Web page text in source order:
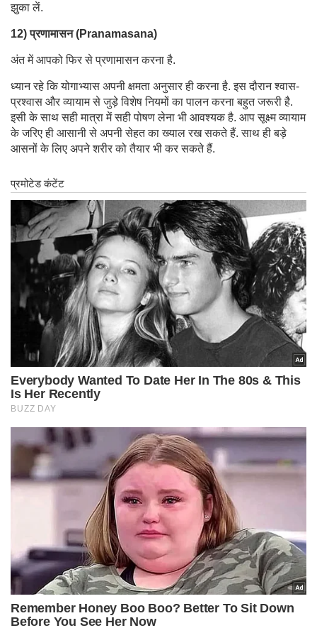
झुका लें.
12) प्रणामासन (Pranamasana)
अंत में आपको फिर से प्रणामासन करना है.
ध्यान रहे कि योगाभ्यास अपनी क्षमता अनुसार ही करना है. इस दौरान श्वास-
प्रश्वास और व्यायाम से जुड़े विशेष नियमों का पालन करना बहुत जरूरी है.
इसी के साथ सही मात्रा में सही पोषण लेना भी आवश्यक है. आप सूक्ष्म व्यायाम
के जरिए ही आसानी से अपनी सेहत का ख्याल रख सकते हैं. साथ ही बड़े
आसनों के लिए अपने शरीर को तैयार भी कर सकते हैं.